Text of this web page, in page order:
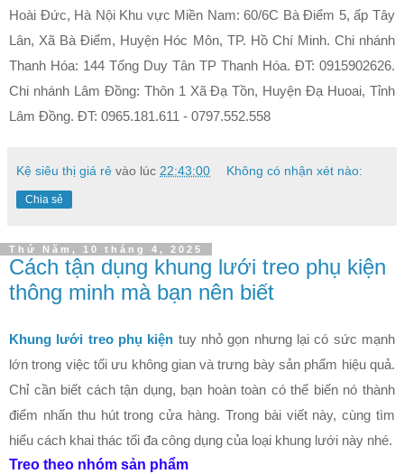
Hoài Đức, Hà Nội Khu vực Miền Nam: 60/6C Bà Điểm 5, ấp Tây
Lân, Xã Bà Điểm, Huyện Hóc Môn, TP. Hồ Chí Minh. Chi nhánh
Thanh Hóa: 144 Tống Duy Tân TP Thanh Hóa. ĐT: 0915902626.
Chi nhánh Lâm Đồng: Thôn 1 Xã Đạ Tồn, Huyện Đạ Huoai, Tỉnh
Lâm Đồng. ĐT: 0965.181.611 - 0797.552.558
Kệ siêu thị giá rẻ vào lúc 22:43:00 Không có nhận xét nào:
Chia sẻ
Thứ Năm, 10 tháng 4, 2025
Cách tận dụng khung lưới treo phụ kiện
thông minh mà bạn nên biết
Khung lưới treo phụ kiện tuy nhỏ gọn nhưng lại có sức mạnh
lớn trong việc tối ưu không gian và trưng bày sản phẩm hiệu quả.
Chỉ cần biết cách tận dụng, bạn hoàn toàn có thể biến nó thành
điểm nhấn thu hút trong cửa hàng. Trong bài viết này, cùng tìm
hiểu cách khai thác tối đa công dụng của loại khung lưới này nhé.
Treo theo nhóm sản phẩm